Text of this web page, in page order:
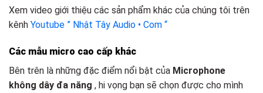
Xem video giới thiệu các sản phẩm khác của chúng tôi trên
kênh Youtube ” Nhật Tây Audio • Com “
Các mẫu micro cao cấp khác
Bên trên là những đặc điểm nổi bật của Microphone
không dây đa năng , hi vọng bạn sẽ chọn được cho mình